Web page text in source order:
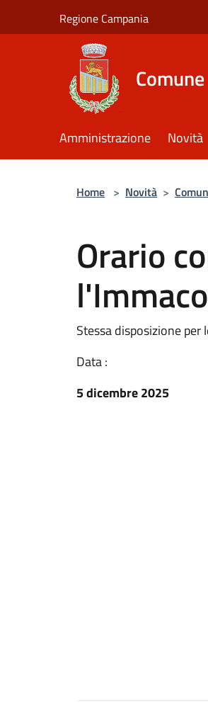
Regione Campania
Amministrazione Novità
Home > Novità >
Orario
Stessa disposizione
Data :
5 dicembre 2025